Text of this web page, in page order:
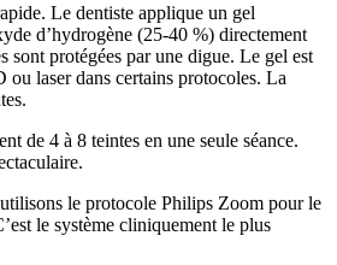
Le dentiste applique un gel
d’hydrogène (25-40 %) directement
sont protégées par une digue. Le gel est
laser dans certains protocoles. La
de 4 à 8 teintes en une seule séance.
le protocole Philips Zoom pour le
le système cliniquement le plus